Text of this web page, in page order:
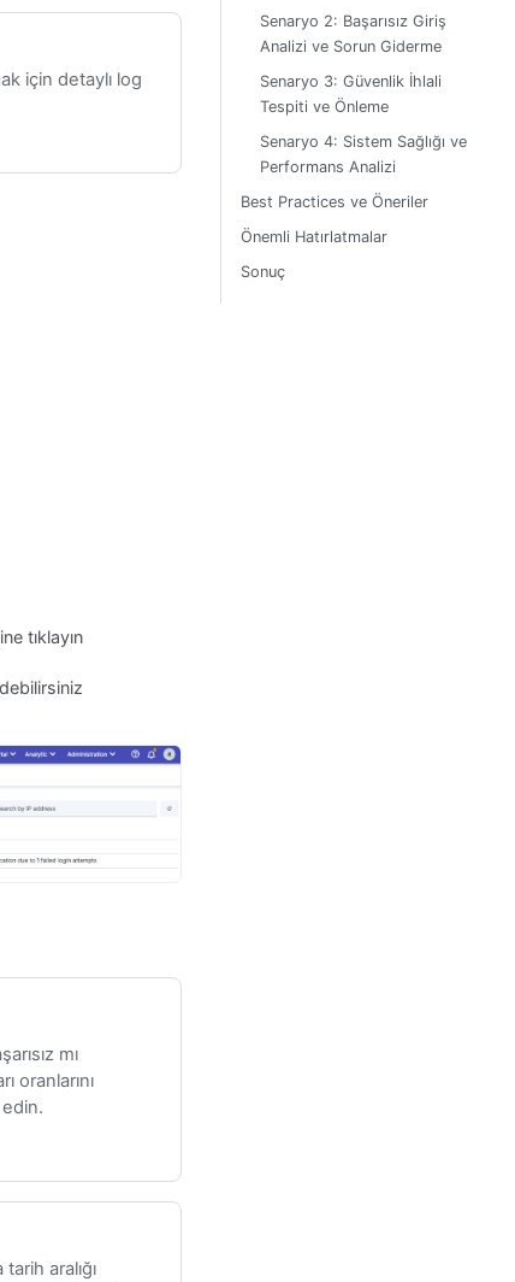
için detaylı log
tıklayın
mı
oranlarını
aralığı
Senaryo 2: Başarısız Giriş
Analizi ve Sorun Giderme
Senaryo 3: Güvenlik İhlali
Tespiti ve Önleme
Senaryo 4: Sistem Sağlığı ve
Performans Analizi
Best Practices ve Öneriler
Önemli Hatırlatmalar
Sonuç